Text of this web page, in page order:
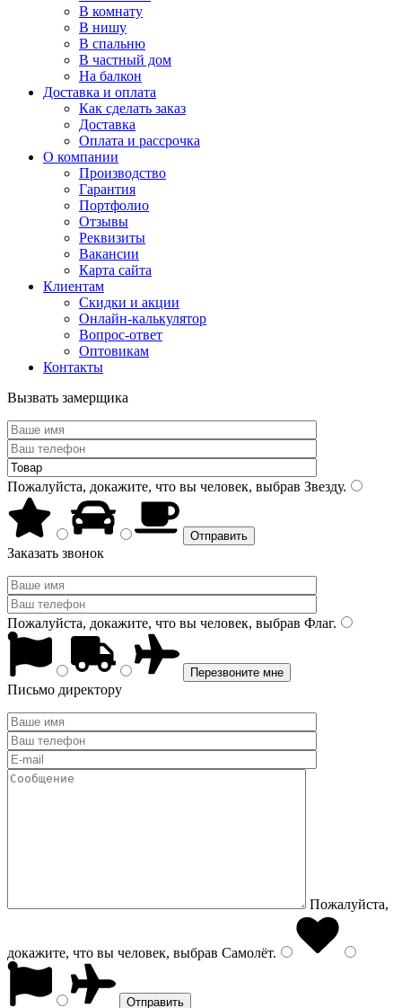
В комнату
В нишу
В спальню
В частный дом
На балкон
Доставка и оплата
Как сделать заказ
Доставка
Оплата и рассрочка
О компании
Производство
Гарантия
Портфолио
Отзывы
Реквизиты
Вакансии
Карта сайта
Клиентам
Скидки и акции
Онлайн-калькулятор
Вопрос-ответ
Оптовикам
Контакты
Вызвать замерщика
Пожалуйста, докажите, что вы человек, выбрав Звезду.
Заказать звонок
Пожалуйста, докажите, что вы человек, выбрав Флаг.
Письмо директору
Пожалуйста,
докажите, что вы человек, выбрав Самолёт.